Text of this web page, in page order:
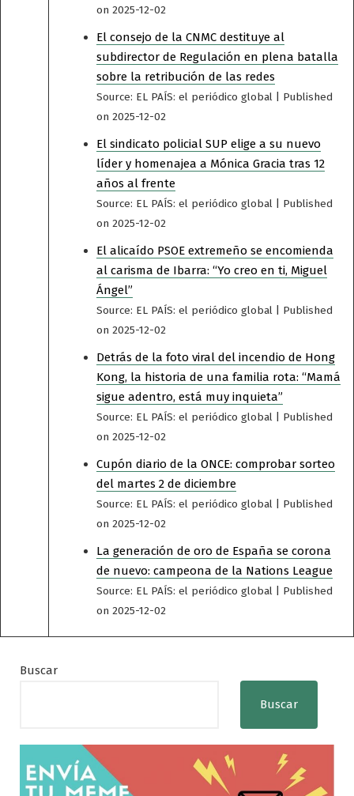
on 2025-12-02
El consejo de la CNMC destituye al
subdirector de Regulación en plena batalla
sobre la retribución de las redes
Source: EL PAÍS: el periódico global
Published
on 2025-12-02
El sindicato policial SUP elige a su nuevo
líder y homenajea a Mónica Gracia tras 12
años al frente
Source: EL PAÍS: el periódico global
Published
on 2025-12-02
El alicaído PSOE extremeño se encomienda
al carisma de Ibarra: “Yo creo en ti, Miguel
Ángel”
Source: EL PAÍS: el periódico global
Published
on 2025-12-02
Detrás de la foto viral del incendio de Hong
Kong, la historia de una familia rota: “Mamá
sigue adentro, está muy inquieta”
Source: EL PAÍS: el periódico global
Published
on 2025-12-02
Cupón diario de la ONCE: comprobar sorteo
del martes 2 de diciembre
Source: EL PAÍS: el periódico global
Published
on 2025-12-02
La generación de oro de España se corona
de nuevo: campeona de la Nations League
Source: EL PAÍS: el periódico global
Published
on 2025-12-02
Buscar
Buscar